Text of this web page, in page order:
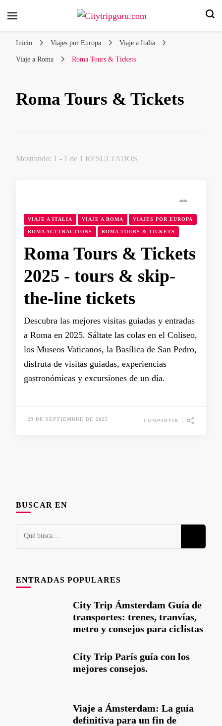
Inicio Viajes por Europa Viaje a Italia
Viaje a Roma Roma Tours & Tickets
Roma Tours & Tickets
Mostrando: 1 - 1 de 1 RESULTADOS
VIAJE A ITALIA VIAJE A ROMA VIAJES POR EUROPA
ROMA ACTTRACTIONS ROMA TOURS & TICKETS
Roma Tours & Tickets
2025 - tours & skip-
the-line tickets
Descubra las mejores visitas guiadas y entradas
a Roma en 2025. Sáltate las colas en el Coliseo,
los Museos Vaticanos, la Basílica de San Pedro,
disfruta de visitas guiadas, experiencias
gastronómicas y excursiones de un día.
29 DE SEPTIEMBRE DE 2025 COMPARTIR
BUSCAR EN
¿Busca
ENTRADAS POPULARES
City Trip Ámsterdam Guía de
transportes: trenes, tranvías,
metro y consejos para ciclistas
City Trip París guía con los
mejores consejos.
Viaje a Ámsterdam: La guía
definitiva para un fin de